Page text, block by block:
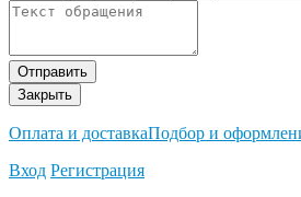
Отправить
Закрыть
Оплата и доставкаПодбор и
Вход Регистрация